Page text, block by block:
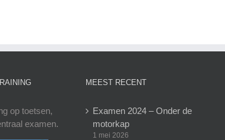
op toetsen,
examen.
MEEST RECENT
Examen 2024 – Onder de
motorkap
1 mei 2026